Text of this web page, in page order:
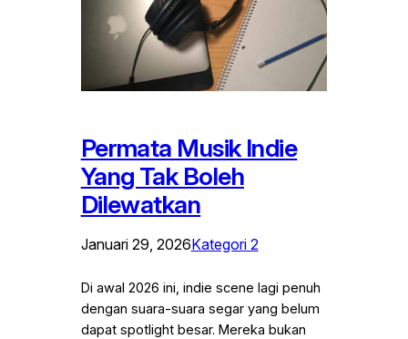
Permata Musik Indie
Yang Tak Boleh
Dilewatkan
Januari 29, 2026Kategori 2
Di awal 2026 ini, indie scene lagi penuh
dengan suara-suara segar yang belum
dapat spotlight besar. Mereka bukan